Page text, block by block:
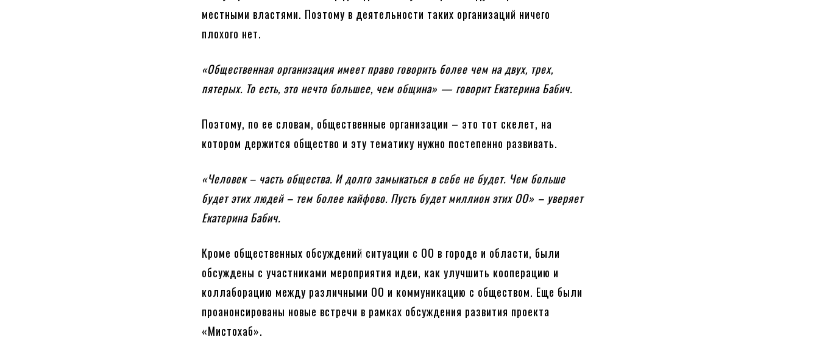
местными властями. Поэтому в деятельности таких организаций ничего
плохого нет.
«Общественная организация имеет право говорить более чем на двух, трех,
пятерых. То есть, это нечто большее, чем община» — говорит Екатерина Бабич.
Поэтому, по ее словам, общественные организации – это тот скелет, на
котором держится общество и эту тематику нужно постепенно развивать.
«Человек – часть общества. И долго замыкаться в себе не будет. Чем больше
будет этих людей – тем более кайфово. Пусть будет миллион этих ОО» – уверяет
Екатерина Бабич.
Кроме общественных обсуждений ситуации с ОО в городе и области, были
обсуждены с участниками мероприятия идеи, как улучшить кооперацию и
коллаборацию между различными ОО и коммуникацию с обществом. Еще были
проанонсированы новые встречи в рамках обсуждения развития проекта
«Мистохаб».